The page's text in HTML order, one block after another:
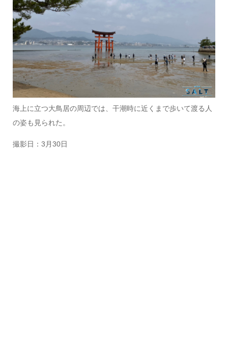
海上に立つ大鳥居の周辺では、干潮時に近くまで歩いて渡る人
の姿も見られた。
撮影日：3月30日